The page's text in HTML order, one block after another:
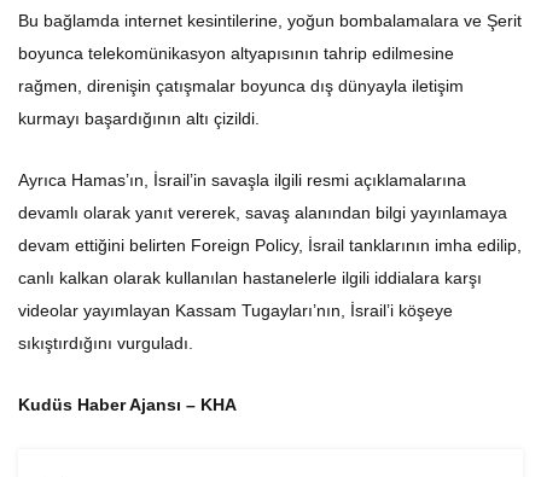
Bu bağlamda internet kesintilerine, yoğun bombalamalara ve Şerit
boyunca telekomünikasyon altyapısının tahrip edilmesine
rağmen, direnişin çatışmalar boyunca dış dünyayla iletişim
kurmayı başardığının altı çizildi.
Ayrıca Hamas’ın, İsrail’in savaşla ilgili resmi açıklamalarına
devamlı olarak yanıt vererek, savaş alanından bilgi yayınlamaya
devam ettiğini belirten Foreign Policy, İsrail tanklarının imha edilip,
canlı kalkan olarak kullanılan hastanelerle ilgili iddialara karşı
videolar yayımlayan Kassam Tugayları’nın, İsrail’i köşeye
sıkıştırdığını vurguladı.
Kudüs Haber Ajansı – KHA